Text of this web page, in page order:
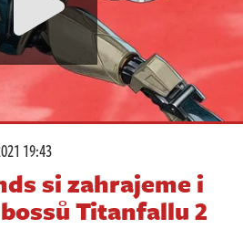
19:43
si zahrajeme i
Titanfallu 2